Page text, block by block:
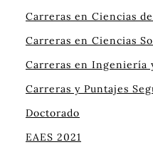
Carreras en Ciencias
Carreras en Ciencias
Carreras en Ingeniería
Carreras y Puntajes
Doctorado
EAES 2021